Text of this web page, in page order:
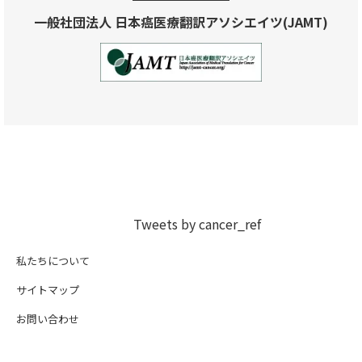
一般社団法人 日本癌医療翻訳アソシエイツ(JAMT)
Tweets by cancer_ref
私たちについて
サイトマップ
お問い合わせ